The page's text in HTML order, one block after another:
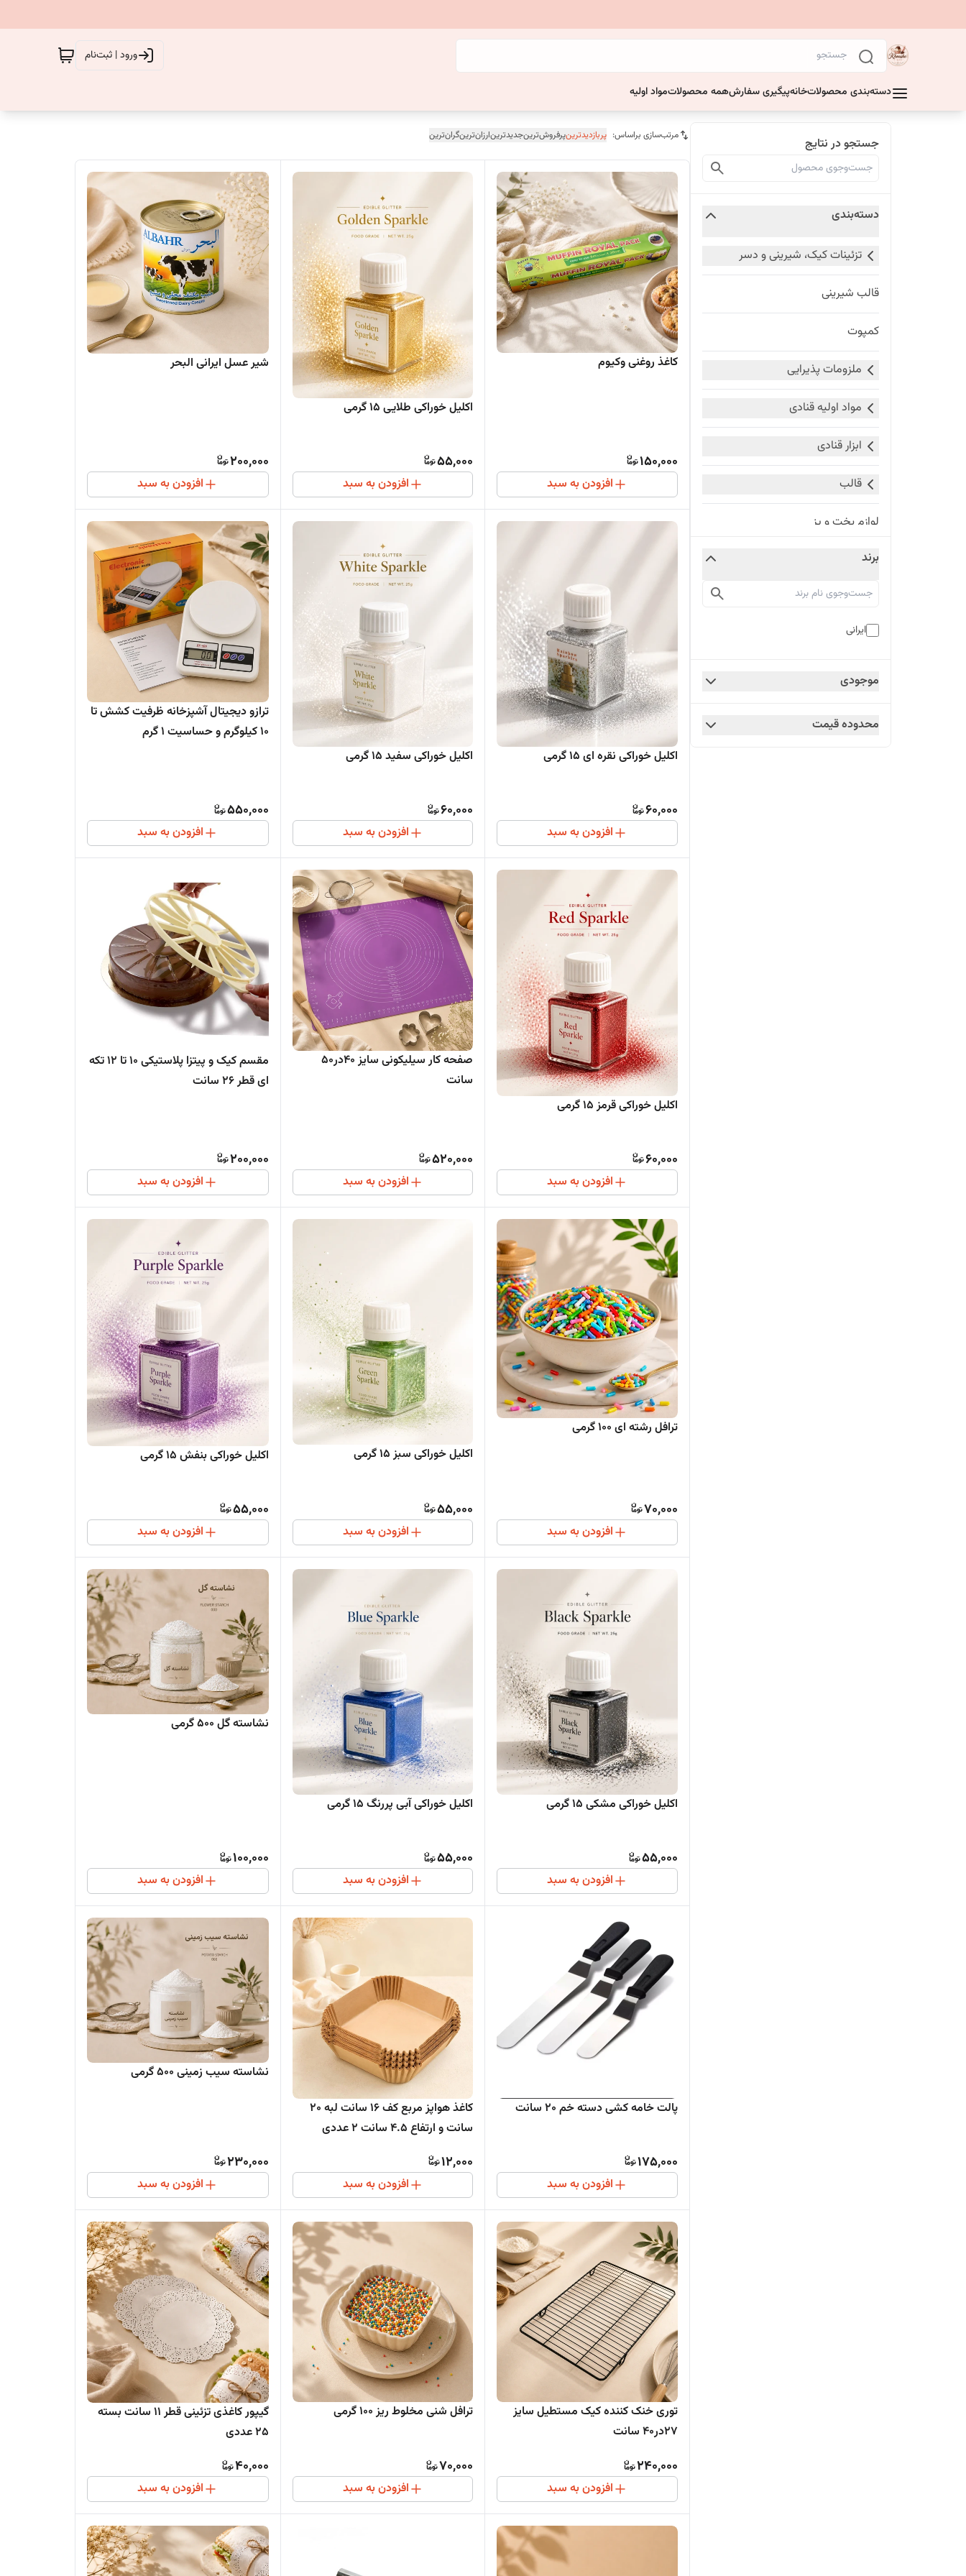
ورود | ثبت‌نام
دسته‌بندی محصولاتخانهپیگیری سفارشهمه محصولاتمواد اولیه
جستجو در نتایج
دسته‌بندی
تزئینات کیک، شیرینی و دسر
قالب شیرینی
کمپوت
ملزومات پذیرایی
مواد اولیه قنادی
ابزار قنادی
قالب
لوازم پخت و پز
برند
ایرانی
موجودی
محدوده قیمت
مرتب‌سازی براساس: پربازدیدترینپرفروش‌ترینجدیدترینارزان‌ترینگران‌ترین
کاغذ روغنی وکیوم
150,000
افزودن به سبد
اکلیل خوراکی طلایی 15 گرمی
55,000
افزودن به سبد
شیر عسل ایرانی البحر
200,000
افزودن به سبد
اکلیل خوراکی نقره ای 15 گرمی
60,000
افزودن به سبد
اکلیل خوراکی سفید 15 گرمی
60,000
افزودن به سبد
ترازو دیجیتال آشپزخانه ظرفیت کشش تا
10 کیلوگرم و حساسیت 1 گرم
550,000
افزودن به سبد
اکلیل خوراکی قرمز 15 گرمی
60,000
افزودن به سبد
صفحه کار سیلیکونی سایز 40در50
سانت
520,000
افزودن به سبد
مقسم کیک و پیتزا پلاستیکی 10 تا 12 تکه
ای قطر 26 سانت
200,000
افزودن به سبد
ترافل رشته ای 100 گرمی
70,000
افزودن به سبد
اکلیل خوراکی سبز 15 گرمی
55,000
افزودن به سبد
اکلیل خوراکی بنفش 15 گرمی
55,000
افزودن به سبد
اکلیل خوراکی مشکی 15 گرمی
55,000
افزودن به سبد
اکلیل خوراکی آبی پررنگ 15 گرمی
55,000
افزودن به سبد
نشاسته گل 500 گرمی
100,000
افزودن به سبد
پالت خامه کشی دسته خم 20 سانت
175,000
افزودن به سبد
کاغذ هواپز مربع کف 16 سانت لبه 20
سانت و ارتفاع 4.5 سانت 2 عددی
12,000
افزودن به سبد
نشاسته سیب زمینی ۵۰۰ گرمی
230,000
افزودن به سبد
توری خنک کننده کیک مستطیل سایز
27در40 سانت
240,000
افزودن به سبد
ترافل شنی مخلوط ریز 100 گرمی
70,000
افزودن به سبد
گیپور کاغذی تزئینی قطر 11 سانت بسته
25 عددی
40,000
افزودن به سبد